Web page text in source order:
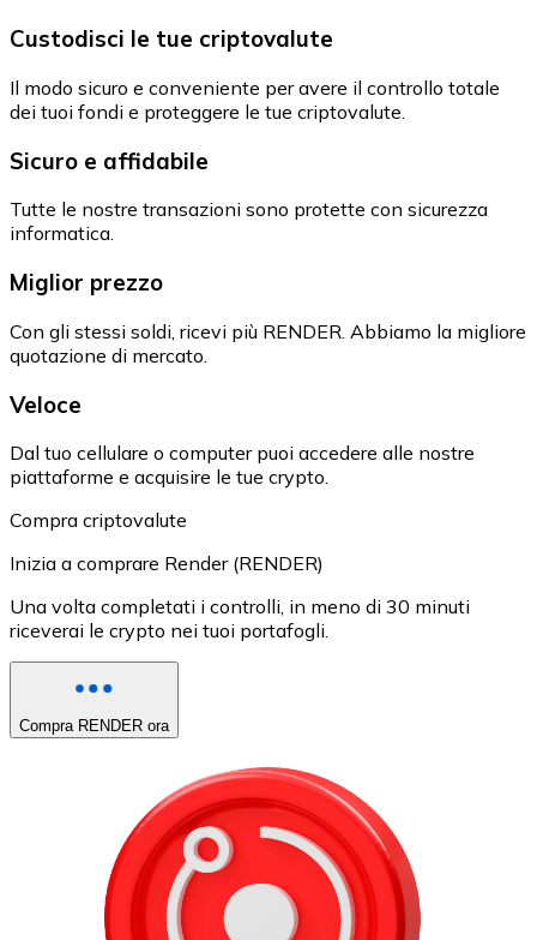
Custodisci le tue criptovalute
Il modo sicuro e conveniente per avere il controllo totale
dei tuoi fondi e proteggere le tue criptovalute.
Sicuro e affidabile
Tutte le nostre transazioni sono protette con sicurezza
informatica.
Miglior prezzo
Con gli stessi soldi, ricevi più RENDER. Abbiamo la migliore
quotazione di mercato.
Veloce
Dal tuo cellulare o computer puoi accedere alle nostre
piattaforme e acquisire le tue crypto.
Compra criptovalute
Inizia a comprare Render (RENDER)
Una volta completati i controlli, in meno di 30 minuti
riceverai le crypto nei tuoi portafogli.
Compra RENDER ora